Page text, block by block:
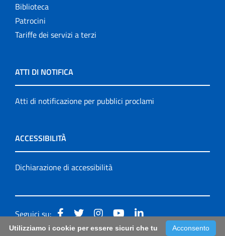
Biblioteca
Patrocini
Tariffe dei servizi a terzi
ATTI DI NOTIFICA
Atti di notificazione per pubblici proclami
ACCESSIBILITÀ
Dichiarazione di accessibilità
Seguici su:
Acconsento
Utilizziamo i cookie per essere sicuri che tu